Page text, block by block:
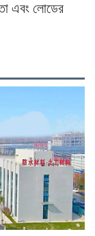
এবং লোডের